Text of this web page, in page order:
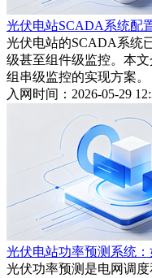
光伏电站SCADA系统配
光伏电站的SCADA系统
级甚至组件级监控。本
组串级监控的实现方案。
入网时间：2026-05-29
光伏电站功率预测系统
光伏功率预测是电网调